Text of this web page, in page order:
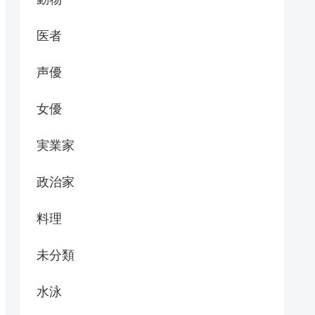
医者
声優
女優
実業家
政治家
料理
未分類
水泳